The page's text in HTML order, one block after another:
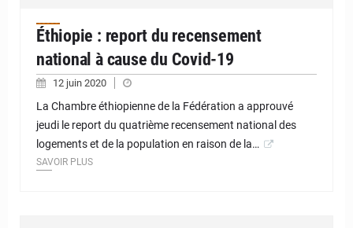
Éthiopie : report du recensement
national à cause du Covid-19
12 juin 2020
La Chambre éthiopienne de la Fédération a approuvé
jeudi le report du quatrième recensement national des
logements et de la population en raison de la…
SAVOIR PLUS